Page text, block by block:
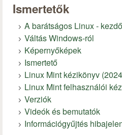
Ismertetők
A barátságos Linux -
Váltás Windows-ról
Képernyőképek
Ismertető
Linux Mint kézikönyv
Linux Mint felhasználói
Verziók
Videók és bemutatók
Információgyűjtés